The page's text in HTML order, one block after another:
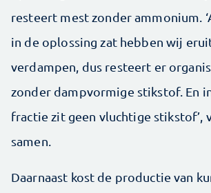
resteert mest zonder ammonium.
in de oplossing zat hebben wij
verdampen, dus resteert er
zonder dampvormige stikstof. En
fractie zit geen vluchtige stikstof’,
samen.
Daarnaast kost de productie van